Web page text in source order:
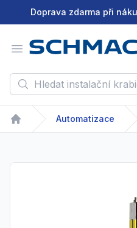
Doprava zdarma při
Open menu
Hledat instalační krabice,
Home
Automatizace